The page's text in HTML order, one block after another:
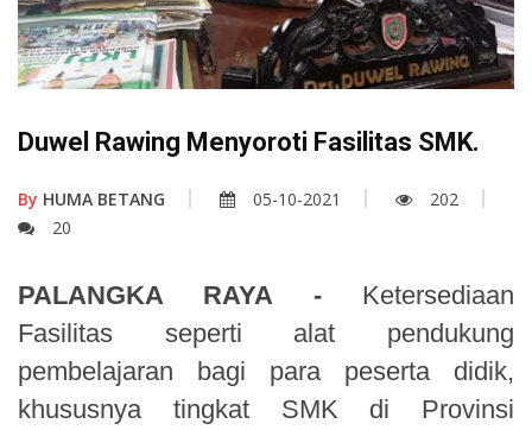
Duwel Rawing Menyoroti Fasilitas SMK.
By HUMA BETANG 05-10-2021
202
20
PALANGKA RAYA -Ketersediaan
Fasilitas seperti alat pendukung
pembelajaran bagi para peserta didik,
khususnya tingkat SMK di Provinsi